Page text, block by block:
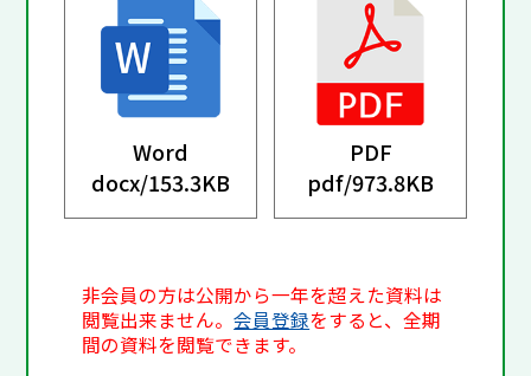
Word
docx/153.3KB
PDF
pdf/973.8KB
非会員の方は公開から一年を超えた資料は
閲覧出来ません。会員登録をすると、全期
間の資料を閲覧できます。